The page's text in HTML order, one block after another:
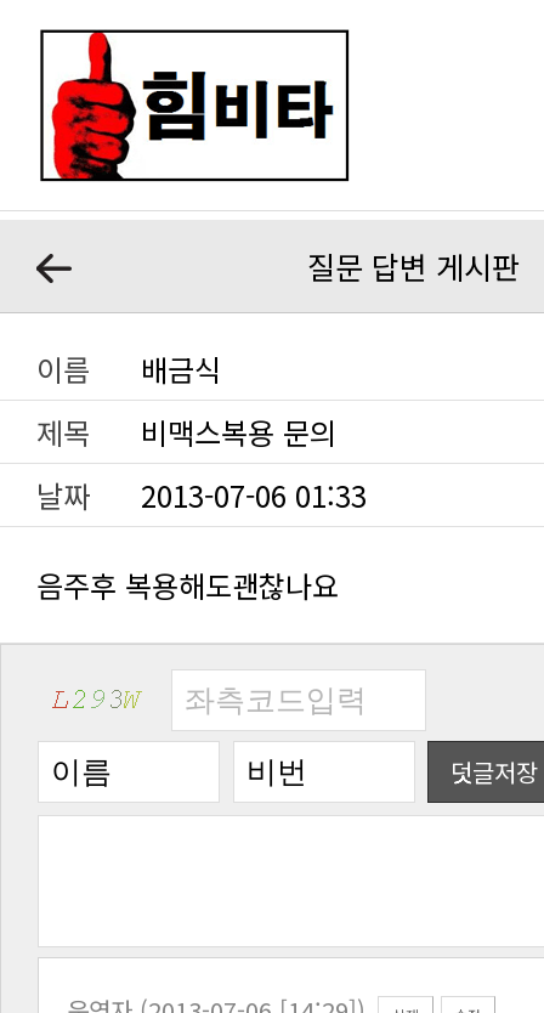
질문 답변 게시판
이름
배금식
제목
비맥스복용 문의
날짜
2013-07-06 01:33
음주후 복용해도괜찮나요
덧글저장